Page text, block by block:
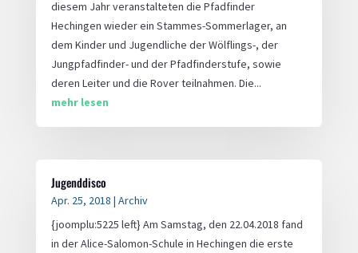
diesem Jahr veranstalteten die Pfadfinder
Hechingen wieder ein Stammes-Sommerlager, an
dem Kinder und Jugendliche der Wölflings-, der
Jungpfadfinder- und der Pfadfinderstufe, sowie
deren Leiter und die Rover teilnahmen. Die...
mehr lesen
Jugenddisco
Apr. 25, 2018 | Archiv
{joomplu:5225 left} Am Samstag, den 22.04.2018 fand
in der Alice-Salomon-Schule in Hechingen die erste